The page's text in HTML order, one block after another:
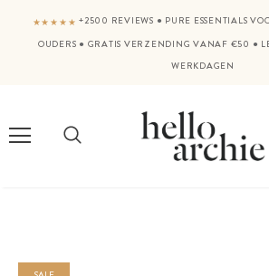
★★★★★ +2500 REVIEWS ● PURE ESSENTIALS
OUDERS ● GRATIS VERZENDING VANAF €50 ●
WERKDAGEN